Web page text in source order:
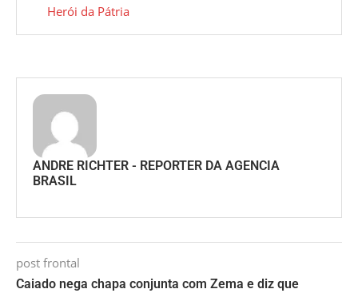
Herói da Pátria
ANDRE RICHTER - REPORTER DA AGENCIA
BRASIL
post frontal
Caiado nega chapa conjunta com Zema e diz que